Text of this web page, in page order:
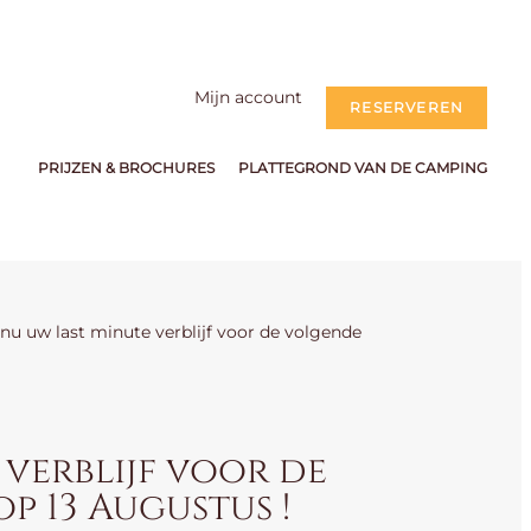
Mijn account RESERVEREN
PRIJZEN & BROCHURES PLATTEGROND VAN DE CAMPING
uw last minute verblijf voor de volgende
verblijf voor de
13 Augustus !